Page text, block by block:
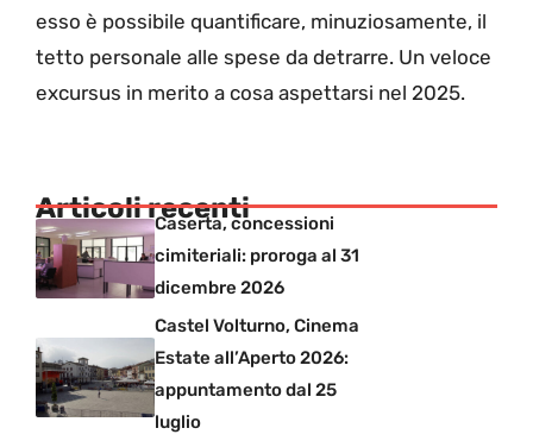
esso è possibile quantificare, minuziosamente, il
tetto personale alle spese da detrarre. Un veloce
excursus in merito a cosa aspettarsi nel 2025.
Articoli recenti
Caserta, concessioni
cimiteriali: proroga al 31
dicembre 2026
Castel Volturno, Cinema
Estate all’Aperto 2026:
appuntamento dal 25
luglio